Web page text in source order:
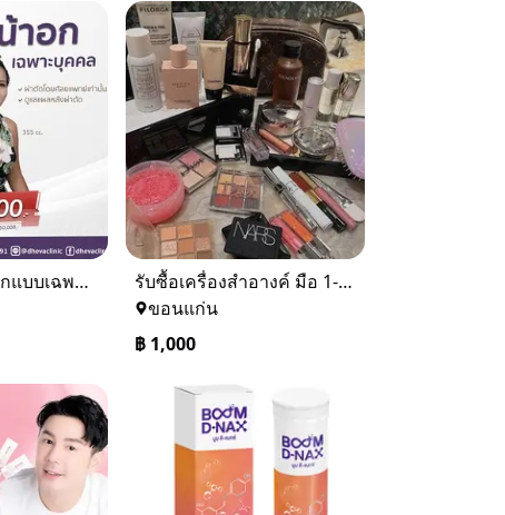
เสริมหน้าอก ออกแบบเฉพาะบุคคล
รับซื้อเครื่องสำอางค์ มือ 1-2 ของแบรนด์
ขอนแก่น
฿ 1,000